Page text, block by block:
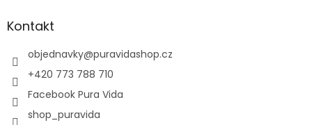
Kontakt
objednavky@puravidashop.cz
+420 773 788 710
Facebook Pura Vida
shop_puravida